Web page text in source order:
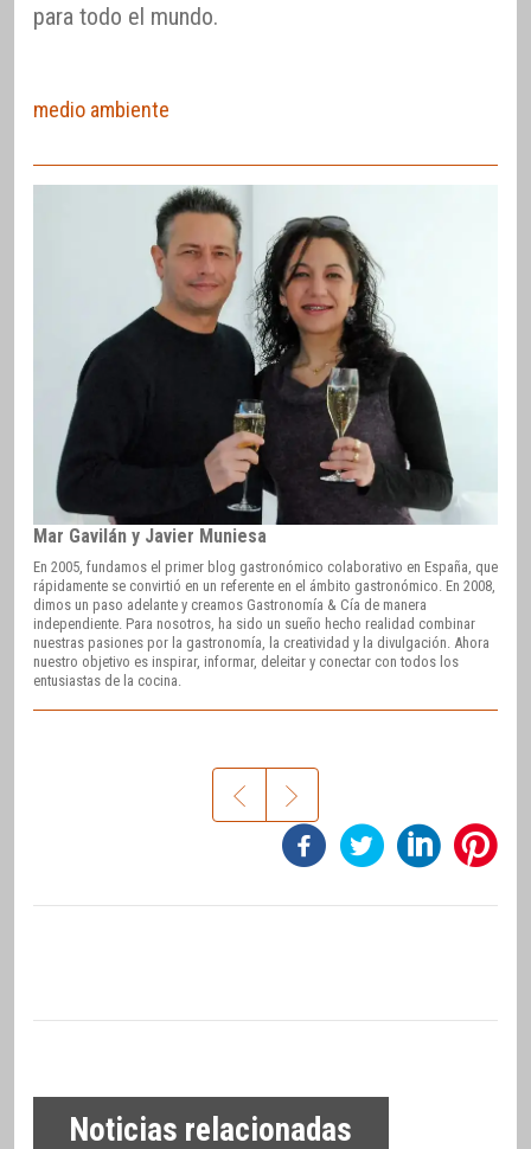
para todo el mundo.
medio ambiente
Mar Gavilán y Javier Muniesa
En 2005, fundamos el primer blog gastronómico colaborativo en España, que
rápidamente se convirtió en un referente en el ámbito gastronómico. En 2008,
dimos un paso adelante y creamos Gastronomía & Cía de manera
independiente. Para nosotros, ha sido un sueño hecho realidad combinar
nuestras pasiones por la gastronomía, la creatividad y la divulgación. Ahora
nuestro objetivo es inspirar, informar, deleitar y conectar con todos los
entusiastas de la cocina.
Noticias relacionadas